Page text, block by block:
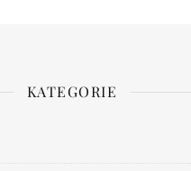
KATEGORIE